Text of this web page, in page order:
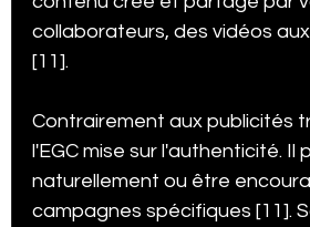
collaborateurs, des vidéos
[11].
Contrairement aux publicités
l'EGC mise sur l'authenticité. Il
naturellement ou être
campagnes spécifiques [11].